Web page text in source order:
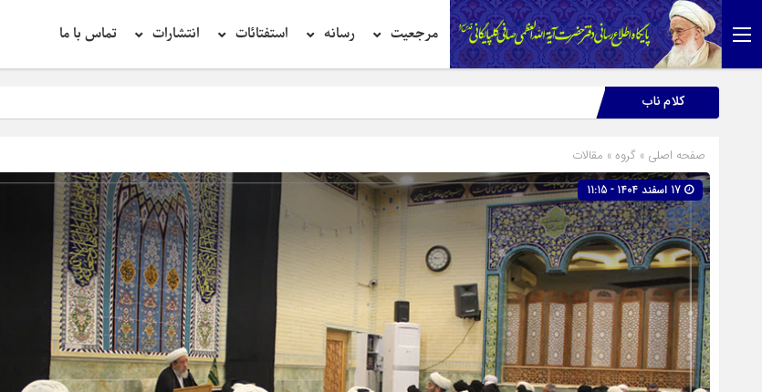
مرجعیت رسانه استفتائات انتشارات تماس با ما
کلام ناب تحقیق در
صفحه اصلی » گروه » مقالات